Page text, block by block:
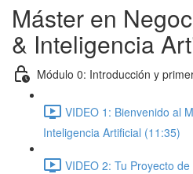
Máster en
& Inteligencia
Módulo 0: Introducción y
VIDEO 1: Bienvenido al
Inteligencia Artificial (11:35)
VIDEO 2: Tu Proyecto